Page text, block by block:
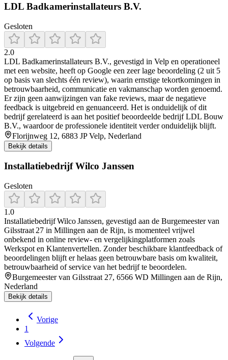
LDL Badkamerinstallateurs B.V.
Gesloten
2.0
LDL Badkamerinstallateurs B.V., gevestigd in Velp en operationeel
met een website, heeft op Google een zeer lage beoordeling (2 uit 5
op basis van slechts één review), waarin ernstige tekortkomingen in
betrouwbaarheid, communicatie en vakmanschap worden genoemd.
Er zijn geen aanwijzingen van fake reviews, maar de negatieve
feedback is uitgebreid en genuanceerd. Het is onduidelijk of dit
bedrijf gerelateerd is aan het positief beoordeelde bedrijf LDL Bouw
B.V., waardoor de professionele identiteit verder onduidelijk blijft.
Florijnweg 12, 6883 JP Velp, Nederland
Bekijk details
Installatiebedrijf Wilco Janssen
Gesloten
1.0
Installatiebedrijf Wilco Janssen, gevestigd aan de Burgemeester van
Gilsstraat 27 in Millingen aan de Rijn, is momenteel vrijwel
onbekend in online review- en vergelijkingplatformen zoals
Werkspot en Klantenvertellen. Zonder beschikbare klantfeedback of
beoordelingen blijft er helaas geen betrouwbare basis om kwaliteit,
betrouwbaarheid of service van het bedrijf te beoordelen.
Burgemeester van Gilsstraat 27, 6566 WD Millingen aan de Rijn,
Nederland
Bekijk details
Vorige
1
Volgende